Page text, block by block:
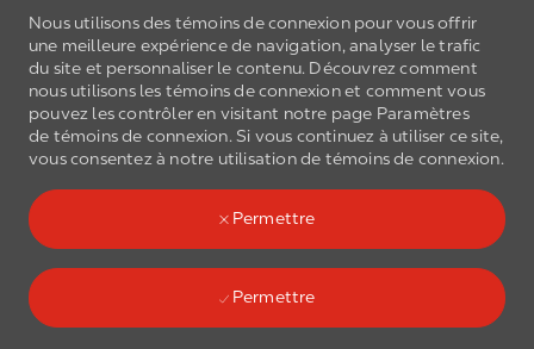
Nous utilisons des témoins de connexion pour vous offrir
une meilleure expérience de navigation, analyser le trafic
du site et personnaliser le contenu. Découvrez comment
nous utilisons les témoins de connexionet comment vous
pouvez les contrôler en visitant notre page Paramètres
de témoins de connexion. Si vous continuez à utiliser ce site,
vous consentez à notre utilisation de témoins de connexion.
Permettre
Permettre
Skip to main content
(0)